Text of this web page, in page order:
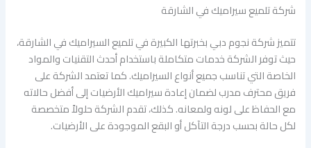
شركة تلميع سيراميك في الشارقة
تتميز شركة نجوم دبي بخبرتها الكبيرة في تلميع السيراميك في الشارقة،
حيث توفر الشركة خدمات متكاملة باستخدام أحدث التقنيات والمواد
الخاصة التي تناسب جميع أنواع السيراميك. كما تعتمد الشركة على
فريق محترف مدرب لضمان إعادة سيراميك الأرضيات إلى أفضل حالاته
مع الحفاظ على لونه ولمعانه. كذلك، تقدم الشركة حلولاً متخصصة
لكل حالة بحسب درجة التآكل أو البقع الموجودة على الأرضيات.